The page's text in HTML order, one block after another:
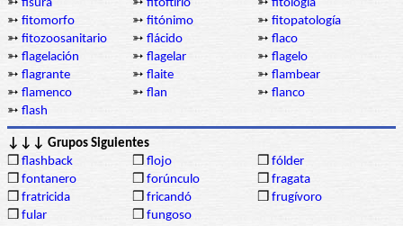
➳ fisura ➳ fitoftirio ➳ fitología
➳ fitomorfo ➳ fitónimo ➳ fitopatología
➳ fitozoosanitario ➳ flácido ➳ flaco
➳ flagelación ➳ flagelar ➳ flagelo
➳ flagrante ➳ flaite ➳ flambear
➳ flamenco ➳ flan ➳ flanco
➳ flash
↓↓↓ Grupos Siguientes
❒ flashback ❒ flojo ❒ fólder
❒ fontanero ❒ forúnculo ❒ fragata
❒ fratricida ❒ fricandó ❒ frugívoro
❒ fular ❒ fungoso